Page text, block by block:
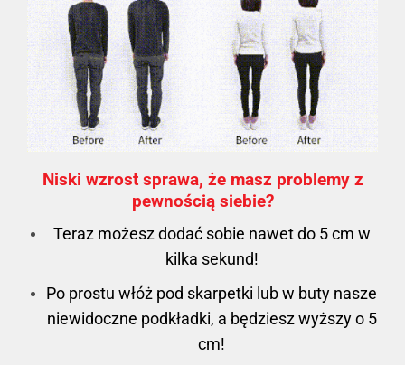
Niski wzrost sprawa, że masz problemy z
pewnością siebie?
Teraz możesz dodać sobie nawet do 5 cm w
kilka sekund!
Po prostu włóż pod skarpetki lub w buty nasze
niewidoczne podkładki, a będziesz wyższy o 5
cm!